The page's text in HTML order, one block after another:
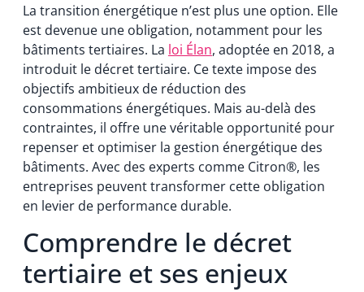
La transition énergétique n’est plus une option. Elle
est devenue une obligation, notamment pour les
bâtiments tertiaires. La loi Élan, adoptée en 2018, a
introduit le décret tertiaire. Ce texte impose des
objectifs ambitieux de réduction des
consommations énergétiques. Mais au-delà des
contraintes, il offre une véritable opportunité pour
repenser et optimiser la gestion énergétique des
bâtiments. Avec des experts comme Citron®, les
entreprises peuvent transformer cette obligation
en levier de performance durable.
Comprendre le décret
tertiaire et ses enjeux